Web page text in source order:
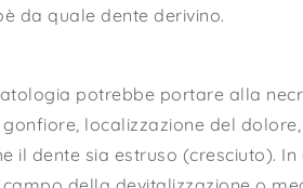
da quale dente derivino.
potrebbe portare alla
gonfiore, localizzazione del
il dente sia estruso (cresciuto). In